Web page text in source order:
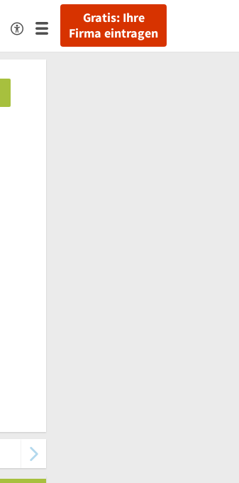
Gratis: Ihre
Firma eintragen